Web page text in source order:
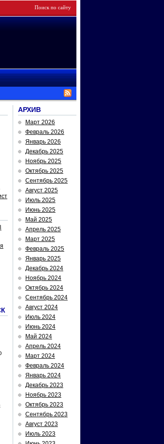
АРХИВ
Март 2026
Февраль 2026
Январь 2026
Декабрь 2025
Ноябрь 2025
Октябрь 2025
Сентябрь 2025
Август 2025
Июль 2025
Июнь 2025
Май 2025
Апрель 2025
Март 2025
Февраль 2025
Январь 2025
Декабрь 2024
Ноябрь 2024
Октябрь 2024
Сентябрь 2024
Август 2024
Июль 2024
Июнь 2024
Май 2024
Апрель 2024
Март 2024
Февраль 2024
Январь 2024
Декабрь 2023
Ноябрь 2023
Октябрь 2023
Сентябрь 2023
Август 2023
Июль 2023